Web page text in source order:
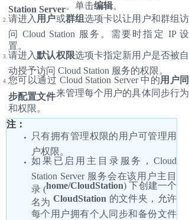
Station Server 。单击编辑。
请进入 用户或群组选项卡以让用户和群组访
问 Cloud Station 服务。需要时指定 IP 设
置。
请进入默认权限选项卡指定新用户是否被自
动授予访问 Cloud Station 服务的权限。
您可以通过 Cloud Station Server 中的用户同
步配置文件来管理每个用户的具体同步行为
和权限。
注：
只有拥有管理权限的用户可管理用
户权限。
如果已启用主目录服务，Cloud
Station Server 服务会在该用户主目
录 (home/CloudStation) 下创建一个
名为 CloudStation 的文件夹，允许
每个用户拥有个人同步和备份文件